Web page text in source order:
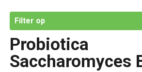
Filter op
Probiotica
Saccharomyces